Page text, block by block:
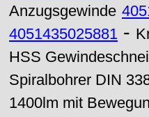
Anzugsgewinde
4051435025881 -
HSS
Spiralbohrer DIN
1400lm mit